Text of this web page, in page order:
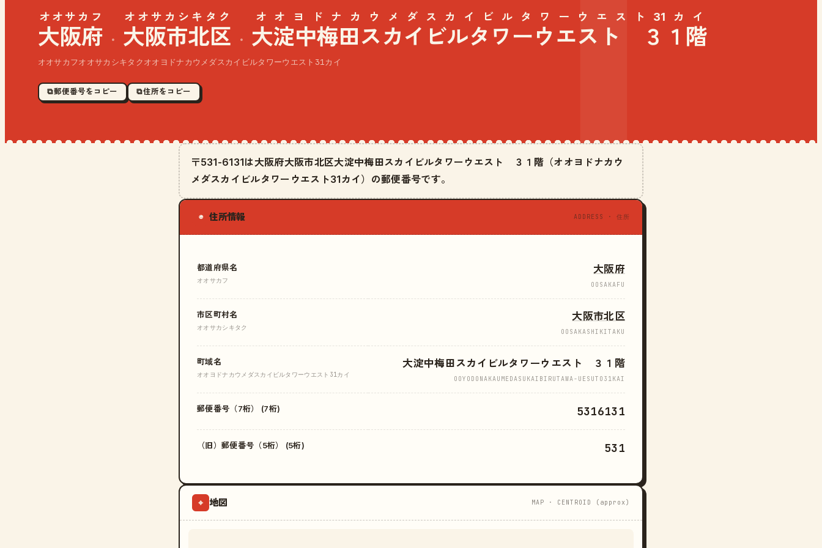
大阪府
オオサカフ
· 大阪市北区
オオサカシキタク
· 大淀中梅田スカイビルタワーウエスト ３１階
オオヨドナカウメダスカイビルタワーウエスト31カイ
オオサカフオオサカシキタクオオヨドナカウメダスカイビルタワーウエスト31カイ
⧉ 郵便番号をコピー ⧉ 住所をコピー
〒531-6131は大阪府大阪市北区大淀中梅田スカイビルタワーウエスト ３１階（オオヨドナカウ
メダスカイビルタワーウエスト31カイ）の郵便番号です。
◉ 住所情報 ADDRESS · 住所
都道府県名
オオサカフ
大阪府
OOSAKAFU
市区町村名
オオサカシキタク
大阪市北区
OOSAKASHIKITAKU
町域名
オオヨドナカウメダスカイビルタワーウエスト31カイ
大淀中梅田スカイビルタワーウエスト ３１階
OOYODONAKAUMEDASUKAIBIRUTAWA-UESUTO31KAI
郵便番号（7桁） (7桁) 5316131
（旧）郵便番号（5桁） (5桁) 531
⌖ 地図 MAP · CENTROID (approx)